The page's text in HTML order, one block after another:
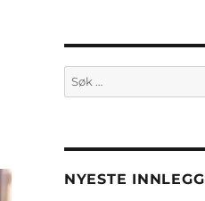
Søk
etter:
NYESTE INNLEGG